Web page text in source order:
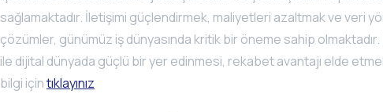
sağlamaktadır. İletişimi güçlendirmek, maliyetleri azaltmak ve veri
çözümler, günümüz iş dünyasında kritik bir öneme sahip
ile dijital dünyada güçlü bir yer edinmesi, rekabet avantajı elde
bilgi içintıklayınız